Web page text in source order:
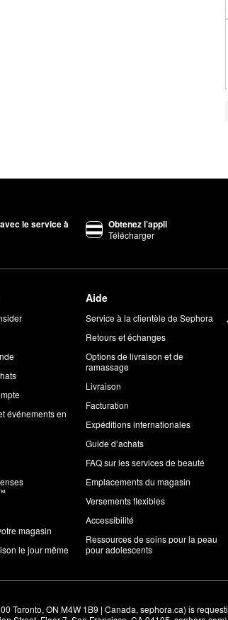
le service à
Obtenez l’appli
Télécharger
événements en
magasin
le jour même
Aide
Service à la clientèle de Sephora
Retours et échanges
Options de livraison et de
ramassage
Livraison
Facturation
Expéditions internationales
Guide d’achats
FAQ sur les services de beauté
Emplacements du magasin
Versements flexibles
Accessibilité
Ressources de soins pour la peau
pour adolescents
Toronto, ON M4W 1B9 | Canada, sephora.ca) is